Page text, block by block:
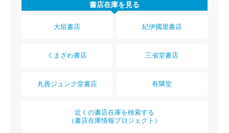
書店在庫を見る
大垣書店 紀伊國屋書店
くまざわ書店 三省堂書店
丸善ジュンク堂書店 有隣堂
近くの書店在庫を検索する
（書店在庫情報プロジェクト）